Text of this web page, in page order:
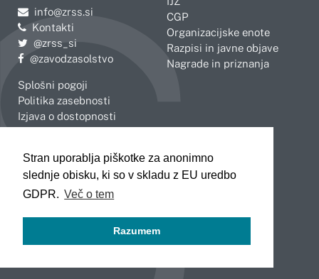
Stran uporablja piškotke za anonimno
slednje obisku, ki so v skladu z EU uredbo
GDPR. Več o tem
Razumem
Pošljite e-mail na
info@zrss.si
Kontakti
Pojdite na Twitter:
@zrss_si
Pojdite na Facebook:
@zavodzasolstvo
Splošni pogoji
Politika zasebnosti
Izjava o dostopnosti
CGP
Organizacijske enote
Razpisi in javne objave
Nagrade in priznanja
Celje
Koper
Kranj
Novo mesto
Slovenj Gradec